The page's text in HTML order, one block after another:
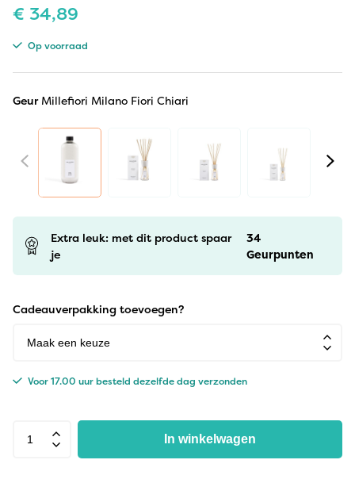
€ 34,89
Op voorraad
Geur Millefiori Milano Fiori Chiari
Extra leuk: met dit product spaar
je
34
Geurpunten
Cadeauverpakking toevoegen?
Voor 17.00 uur besteld dezelfde dag verzonden
In winkelwagen